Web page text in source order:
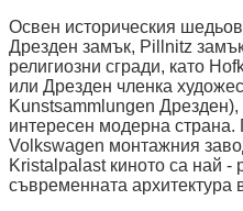
Освен историческия
Дрезден замък, Pillnitz
религиозни сгради, като
или Дрезден членка
Kunstsammlungen
интересен модерна
Volkswagen монтажния
Kristalpalast киното са най
съвременната архитектура